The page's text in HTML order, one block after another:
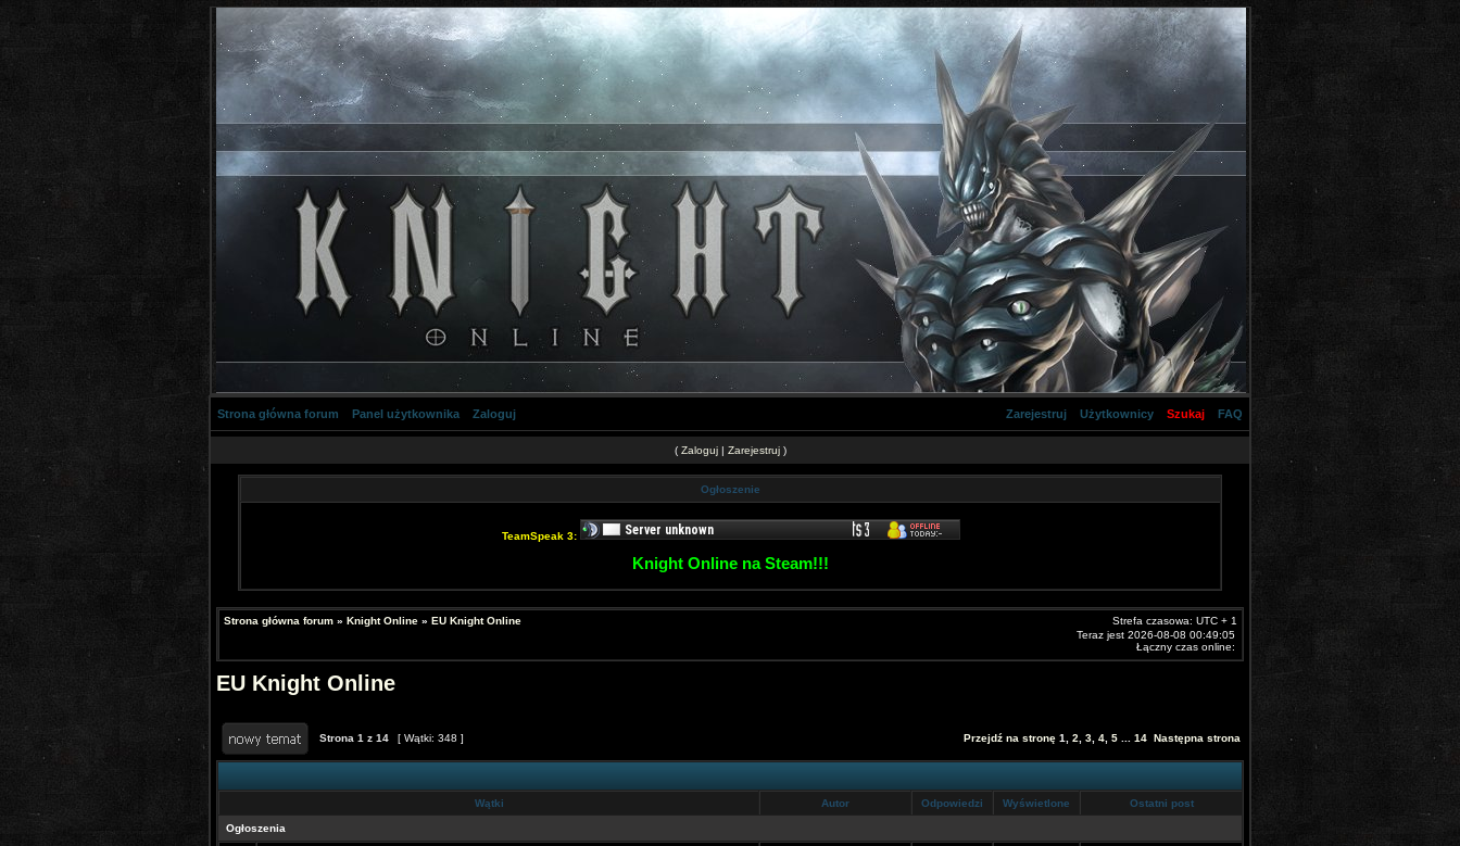
Strona główna forum Panel użytkownika Zaloguj FAQ
Szukaj
Użytkownicy
Zarejestruj
( Zaloguj| Zarejestruj)
Ogłoszenie
TeamSpeak 3:
Knight Online na Steam!!!
Strona główna forum » Knight Online » EU Knight Online
Strefa czasowa: UTC + 1
Teraz jest 2026-08-08 00:49:05
Łączny czas online:
EU Knight Online
Strona 1 z 14 [ Wątki: 348 ] Przejdź na stronę 1 2 3 4 5 14 Następna strona
Wątki Autor Odpowiedzi Wyświetlone Ostatni post
Ogłoszenia